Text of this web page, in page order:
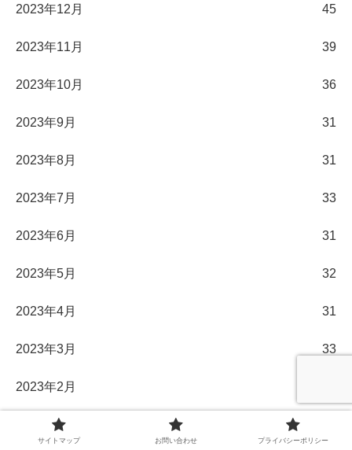
2023年12月 45
2023年11月 39
2023年10月 36
2023年9月 31
2023年8月 31
2023年7月 33
2023年6月 31
2023年5月 32
2023年4月 31
2023年3月 33
2023年2月
2023年1月
サイトマップ お問い合わせ プライバシーポリシー